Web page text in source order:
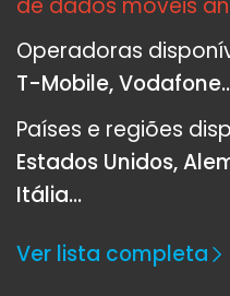
Operadoras
T-Mobile,
Países e regiões
Estados Unidos,
Itália…
Ver lista completa